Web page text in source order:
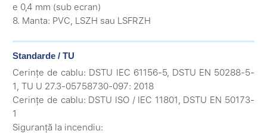
e 0,4 mm (sub ecran)
8. Manta: PVC, LSZH sau LSFRZH
Standarde / TU
Cerințe de cablu: DSTU IEC 61156-5, DSTU EN 50288-5-
1, TU U 27.3-05758730-097: 2018
Cerințe de cablu: DSTU ISO / IEC 11801, DSTU EN 50173-
1
Siguranță la incendiu: